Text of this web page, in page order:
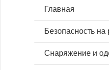
Главная
Безопасность на
Снаряжение и